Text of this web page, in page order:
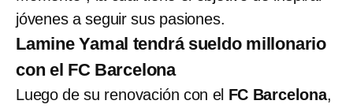
jóvenes a seguir sus pasiones.
Lamine Yamal tendrá sueldo millonario
con el FC Barcelona
Luego de su renovación con el FC Barcelona,